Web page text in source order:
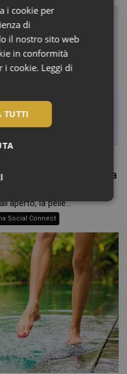
fa durare l’estate sulla
la pelle...
Social Connect
i cookie per
di
il nostro sito web
in conformità
i cookie. Leggi di
TUTTI
a rendere fruibile il
di base quali la
alle aree
è in grado di
questi cookie.
/DOMINIO
SCADENZA